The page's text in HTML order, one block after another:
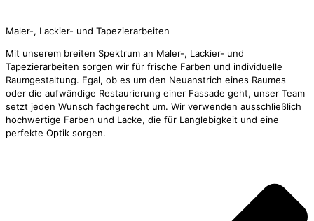
Maler-, Lackier- und Tapezierarbeiten
Mit unserem breiten Spektrum an Maler-, Lackier- und
Tapezierarbeiten sorgen wir für frische Farben und individuelle
Raumgestaltung. Egal, ob es um den Neuanstrich eines Raumes
oder die aufwändige Restaurierung einer Fassade geht, unser Team
setzt jeden Wunsch fachgerecht um. Wir verwenden ausschließlich
hochwertige Farben und Lacke, die für Langlebigkeit und eine
perfekte Optik sorgen.